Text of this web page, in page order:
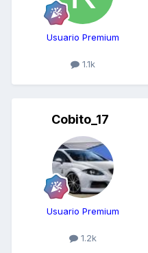
Usuario Premium
1.1k
Cobito_17
Usuario Premium
1.2k